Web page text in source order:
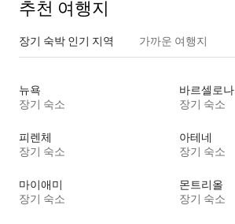
추천 여행지
장기 숙박 인기 지역 가까운 여행지
뉴욕
장기 숙소
바르셀로나
장기 숙소
피렌체
장기 숙소
아테네
장기 숙소
마이애미
장기 숙소
몬트리올
장기 숙소